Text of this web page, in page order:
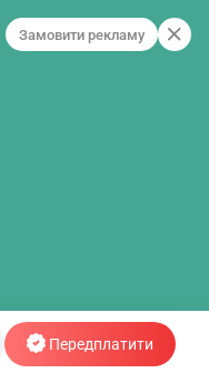
Замовити рекламу
Передплатити